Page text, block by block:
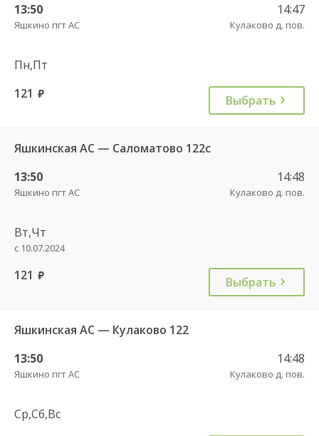
13:50
Яшкино пгт АС
14:47
Кулаково д. пов.
Пн,Пт
121 руб. Выбрать
Яшкинская АС — Саломатово 122с
13:50
Яшкино пгт АС
14:48
Кулаково д. пов.
Вт,Чт
с 10.07.2024
121 руб. Выбрать
Яшкинская АС — Кулаково 122
13:50
Яшкино пгт АС
14:48
Кулаково д. пов.
Ср,Сб,Вс